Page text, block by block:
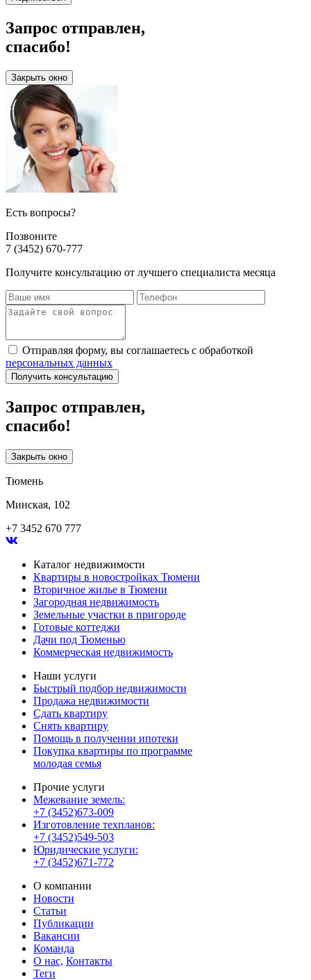
Запрос отправлен,
спасибо!
Закрыть окно
Есть вопросы?
Позвоните
7 (3452) 670-777
Получите консультацию от лучшего специалиста месяца
Отправляя форму, вы соглашаетесь с обработкой
персональных данных
Получить консультацию
Запрос отправлен,
спасибо!
Закрыть окно
Тюмень
Минская, 102
+7 3452 670 777
Каталог недвижимости
Квартиры в новостройках Тюмени
Вторичное жилье в Тюмени
Загородная недвижимость
Земельные участки в пригороде
Готовые коттеджи
Дачи под Тюменью
Коммерческая недвижимость
Наши услуги
Быстрый подбор недвижимости
Продажа недвижимости
Сдать квартиру
Снять квартиру
Помощь в получении ипотеки
Покупка квартиры по программе
молодая семья
Прочие услуги
Межевание земель:
+7 (3452)673-009
Изготовление техпланов:
+7 (3452)549-503
Юридические услуги:
+7 (3452)671-772
О компании
Новости
Статьи
Публикации
Вакансии
Команда
О нас, Контакты
Теги